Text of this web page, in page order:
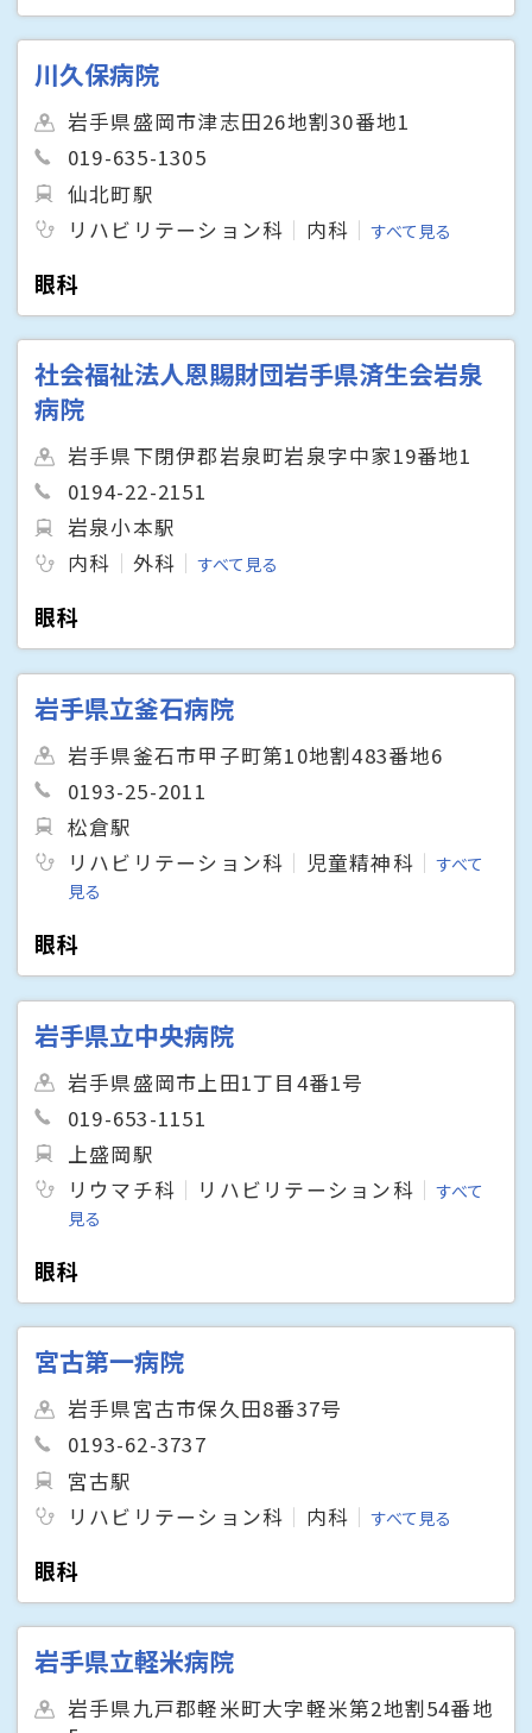
川久保病院
岩手県盛岡市津志田26地割30番地1
019-635-1305
仙北町駅
リハビリテーション科
内科 すべて見る
眼科
社会福祉法人恩賜財団岩手県済生会岩泉
病院
岩手県下閉伊郡岩泉町岩泉字中家19番地1
0194-22-2151
岩泉小本駅
内科
外科 すべて見る
眼科
岩手県立釜石病院
岩手県釜石市甲子町第10地割483番地6
0193-25-2011
松倉駅
リハビリテーション科
児童精神科
すべて
見る
眼科
岩手県立中央病院
岩手県盛岡市上田1丁目4番1号
019-653-1151
上盛岡駅
リウマチ科
リハビリテーション科
すべて
見る
眼科
宮古第一病院
岩手県宮古市保久田8番37号
0193-62-3737
宮古駅
リハビリテーション科
内科 すべて見る
眼科
岩手県立軽米病院
岩手県九戸郡軽米町大字軽米第2地割54番地